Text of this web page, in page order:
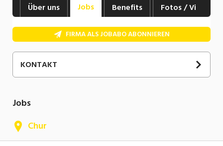
Über uns Jobs Benefits Fotos / Videos
FIRMA ALS JOBABO ABONNIEREN
KONTAKT
Jobs
Chur